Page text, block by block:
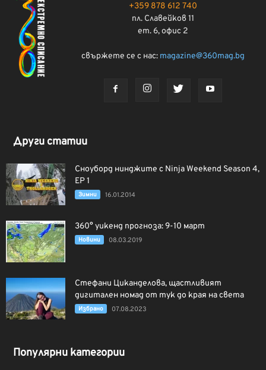
+359 878 612 740
пл. Славейков 11
ет. 6, офис 2
свържете се с нас: magazine@360mag.bg
Други статии
Сноуборд нинджите с Ninja Weekend Season 4,
EP 1
Зимни 16.01.2014
360° уикенд прогноза: 9-10 март
Новини 08.03.2019
Стефани Циканделова, щастливият
дигитален номад от тук до края на света
Избрано 07.08.2023
Популярни категории